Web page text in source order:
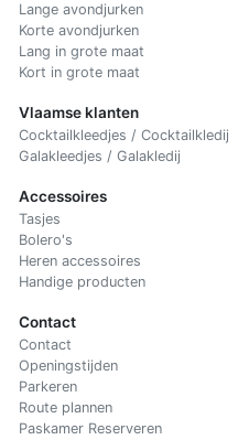
Lange avondjurken
Korte avondjurken
Lang in grote maat
Kort in grote maat
Vlaamse klanten
Cocktailkleedjes / Cocktailkledij
Galakleedjes / Galakledij
Accessoires
Tasjes
Bolero's
Heren accessoires
Handige producten
Contact
Contact
Openingstijden
Parkeren
Route plannen
Paskamer Reserveren